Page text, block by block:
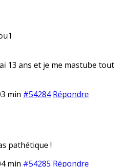
13 ans et je me mastube tout
min #54284 Répondre
pathétique !
min #54285 Répondre